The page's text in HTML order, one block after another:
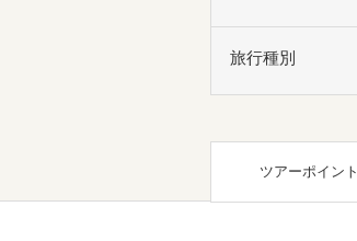
旅行種別
ツアーポイント